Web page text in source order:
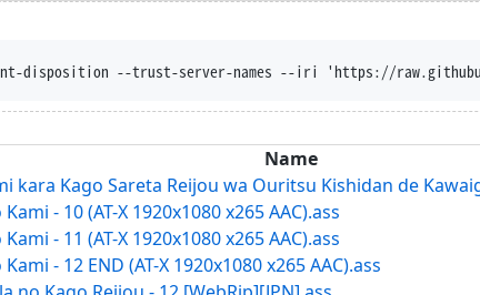
content-disposition --trust-server-names --iri
Name
kara Kago Sareta Reijou wa Ouritsu Kishidan de
- 10 (AT-X 1920x1080 x265 AAC).ass
- 11 (AT-X 1920x1080 x265 AAC).ass
- 12 END (AT-X 1920x1080 x265 AAC).ass